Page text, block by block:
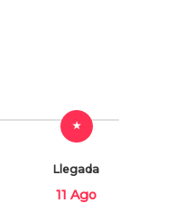
Llegada
11 Ago